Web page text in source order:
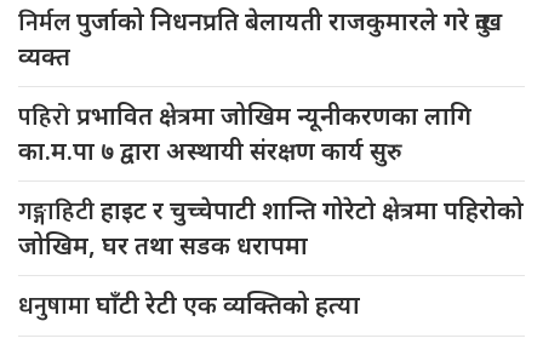
निर्मलपुर्जाको निधनप्रति बेलायती राजकुमारले गरे दुःख
व्यक्त
पहिरोप्रभावित क्षेत्रमा जोखिम न्यूनीकरणका लागि
का.म.पा ७ द्वारा अस्थायी संरक्षण कार्य सुरु
गङ्गाहिटीहाइट र चुच्चेपाटी शान्ति गोरेटो क्षेत्रमा पहिरोको
जोखिम, घर तथा सडक धरापमा
धनुषामाघाँटी रेटी एक व्यक्तिको हत्या